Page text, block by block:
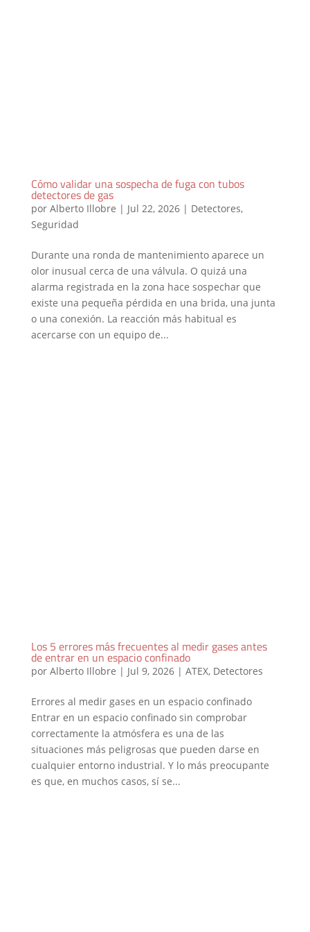
Cómo validar una sospecha de fuga con tubos
detectores de gas
por Alberto Illobre | Jul 22, 2026| Detectores,
Seguridad
Durante una ronda de mantenimiento aparece un
olor inusual cerca de una válvula. O quizá una
alarma registrada en la zona hace sospechar que
existe una pequeña pérdida en una brida, una junta
o una conexión. La reacción más habitual es
acercarse con un equipo de...
Los 5 errores más frecuentes al medir gases antes
de entrar en un espacio confinado
por Alberto Illobre | Jul 9, 2026| ATEX, Detectores
Errores al medir gases en un espacio confinado
Entrar en un espacio confinado sin comprobar
correctamente la atmósfera es una de las
situaciones más peligrosas que pueden darse en
cualquier entorno industrial. Y lo más preocupante
es que, en muchos casos, sí se...